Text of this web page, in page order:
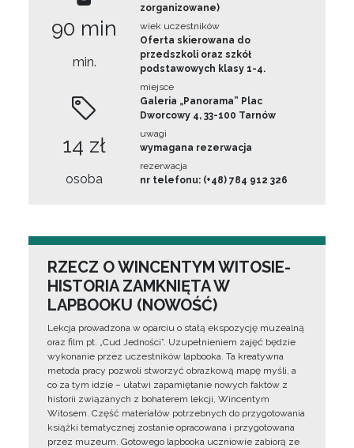
90 min
min.
14 zł
osoba
zorganizowane)
wiek uczestników
Oferta skierowana do
przedszkoli oraz szkół
podstawowych klasy 1-4.
miejsce
Galeria „Panorama” Plac
Dworcowy 4, 33-100 Tarnów
uwagi
wymagana rezerwacja
rezerwacja
nr telefonu: (+48) 784 912 326
RZECZ O WINCENTYM WITOSIE-
HISTORIA ZAMKNIĘTA W
LAPBOOKU (NOWOŚĆ)
Lekcja prowadzona w oparciu o stałą ekspozycję muzealną
oraz film pt. „Cud Jedności”. Uzupełnieniem zajęć będzie
wykonanie przez uczestników lapbooka. Ta kreatywna
metoda pracy pozwoli stworzyć obrazkową mapę myśli, a
co za tym idzie – ułatwi zapamiętanie nowych faktów z
historii związanych z bohaterem lekcji, Wincentym
Witosem. Część materiałów potrzebnych do przygotowania
książki tematycznej zostanie opracowana i przygotowana
przez muzeum. Gotowego lapbooka uczniowie zabiorą ze